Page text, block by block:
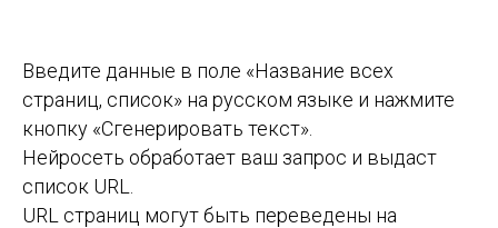
Введите данные в поле «Название всех
страниц, список» на русском языке и нажмите
кнопку «Сгенерировать текст».
Нейросеть обработает ваш запрос и выдаст
список URL.
URL страниц могут быть переведены на